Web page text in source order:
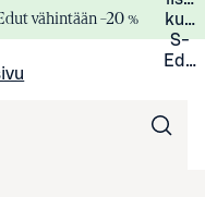
vähintään –20 %
S-